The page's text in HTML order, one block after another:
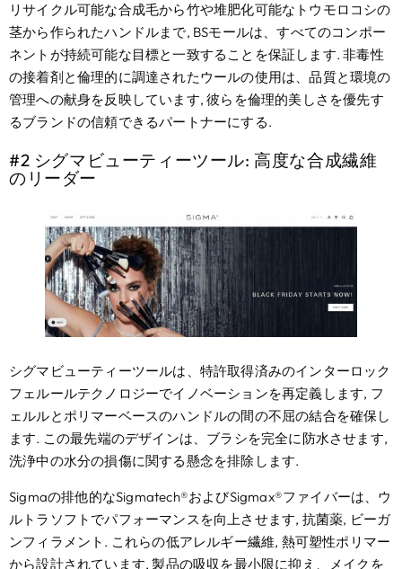
リサイクル可能な合成毛から竹や堆肥化可能なトウモロコシの
茎から作られたハンドルまで, BSモールは、すべてのコンポー
ネントが持続可能な目標と一致することを保証します. 非毒性
の接着剤と倫理的に調達されたウールの使用は、品質と環境の
管理への献身を反映しています, 彼らを倫理的美しさを優先す
るブランドの信頼できるパートナーにする.
#2 シグマビューティーツール: 高度な合成繊維
のリーダー
シグマビューティーツールは、特許取得済みのインターロック
フェルールテクノロジーでイノベーションを再定義します, フ
ェルルとポリマーベースのハンドルの間の不屈の結合を確保し
ます. この最先端のデザインは、ブラシを完全に防水させます,
洗浄中の水分の損傷に関する懸念を排除します.
Sigmaの排他的なSigmatech®およびSigmax®ファイバーは、ウ
ルトラソフトでパフォーマンスを向上させます, 抗菌薬, ビーガ
ンフィラメント. これらの低アレルギー繊維, 熱可塑性ポリマー
から設計されています, 製品の吸収を最小限に抑え、メイクを